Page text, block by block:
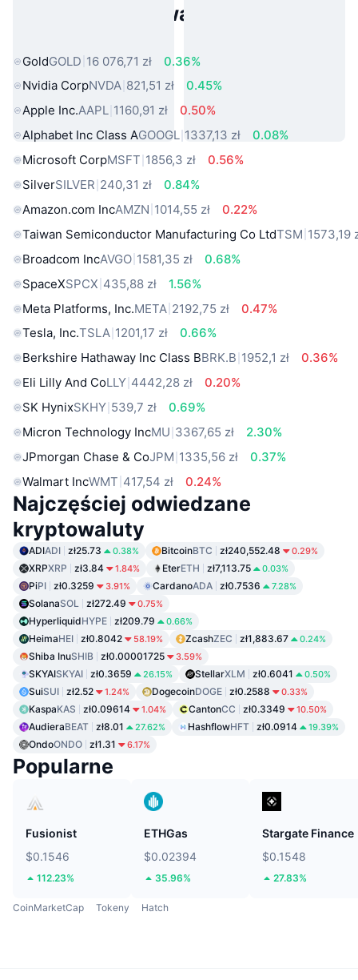
Popularne aktywa ze świata
GoldGOLD 16 076,71 zł
0.36%
Nvidia CorpNVDA 821,51 zł
0.45%
Apple Inc.AAPL 1160,91 zł
0.50%
Alphabet Inc Class AGOOGL 1337,13 zł
0.08%
Microsoft CorpMSFT 1856,3 zł
0.56%
SilverSILVER 240,31 zł
0.84%
Amazon.com IncAMZN 1014,55 zł
0.22%
Taiwan Semiconductor Manufacturing Co LtdTSM 1573,19
Broadcom IncAVGO 1581,35 zł
0.68%
SpaceXSPCX 435,88 zł
1.56%
Meta Platforms, Inc.META 2192,75 zł
0.47%
Tesla, Inc.TSLA 1201,17 zł
0.66%
Berkshire Hathaway Inc Class BBRK.B 1952,1 zł
0.36%
Eli Lilly And CoLLY 4442,28 zł
0.20%
SK HynixSKHY 539,7 zł
0.69%
Micron Technology IncMU 3367,65 zł
2.30%
JPmorgan Chase & CoJPM 1335,56 zł
0.37%
Walmart IncWMT 417,54 zł 0.24%
Najczęściej odwiedzane
kryptowaluty
ADIADI zł25.73 0.38% BitcoinBTC zł240,552.48 0.29%
XRPXRP zł3.84 1.84% EterETH zł7,113.75 0.03%
PiPI zł0.3259 3.91% CardanoADA zł0.7536 7.28%
SolanaSOL zł272.49 0.75%
HyperliquidHYPE zł209.79 0.66%
HeimaHEI zł0.8042 58.19% ZcashZEC zł1,883.67 0.24%
Shiba InuSHIB zł0.00001725 3.59%
SKYAISKYAI zł0.3659 26.15% StellarXLM zł0.6041 0.50%
SuiSUI zł2.52 1.24% DogecoinDOGE zł0.2588 0.33%
KaspaKAS zł0.09614 1.04% CantonCC zł0.3349 10.50%
AudieraBEAT zł8.01 27.62% HashflowHFT zł0.0914 19.39%
OndoONDO zł1.31 6.17%
Popularne
Fusionist
$0.1546
112.23%
ETHGas
$0.02394
35.96%
Stargate Finance
$0.1548
27.83%
CoinMarketCap Tokeny Hatch